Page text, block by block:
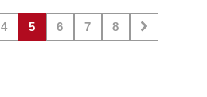
4 5 6 7 8